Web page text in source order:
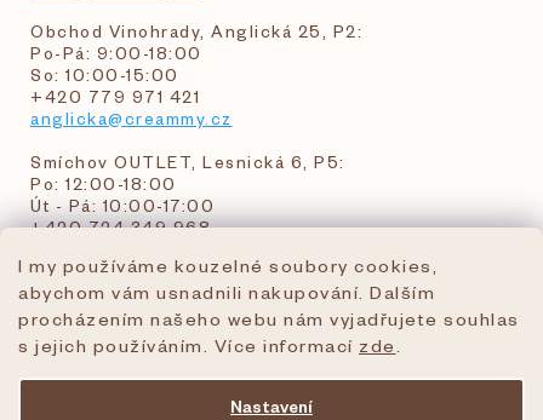
I my používáme kouzelné soubory cookies,
abychom vám usnadnili nakupování. Dalším
procházením našeho webu nám vyjadřujete souhlas
s jejich používáním. Více informací zde
Nastavení
Obchod Vinohrady, Anglická 25, P2:
Po-Pá: 9:00-18:00
So: 10:00-15:00
+420 779 971 421
anglicka@creammy.cz
Smíchov OUTLET, Lesnická 6, P5:
Po: 12:00-18:00
Út - Pá: 10:00-17:00
+420 724 349 968
objednavky@creammy.cz
tel:+420 724 349 968